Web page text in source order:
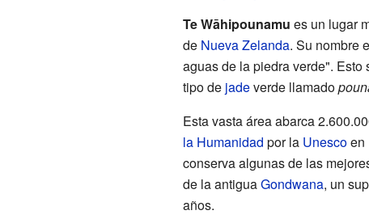
Te Wāhipounamu es un lugar
de Nueva Zelanda. Su nombre
aguas de la piedra verde".
tipo de jadeverde llamado
Esta vasta área abarca
la Humanidad por la Unescoen
conserva algunas de las
de la antiguaGondwana, un
años.